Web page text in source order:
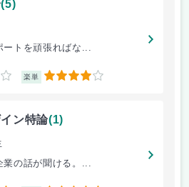
(5)
ートを頑張ればな...
楽単 4
ン特論(1)
業の話が聞ける。...